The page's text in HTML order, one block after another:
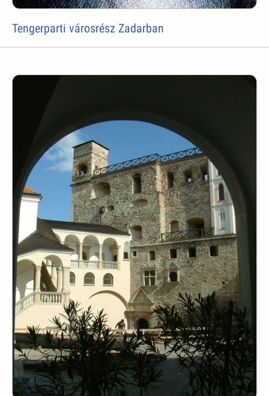
Tengerparti városrész Zadarban